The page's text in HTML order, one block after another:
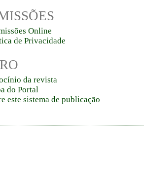
Online
de Privacidade
da revista
do Portal
este sistema de publicação